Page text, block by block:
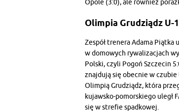
Opole (3:0), ale również
Olimpia Grudziądz U-
Zespół trenera Adama
w domowych rywalizacjach
Polski, czyli Pogoń Szczecin
znajdują się obecnie w
Olimpią Grudziądz, która
kujawsko-pomorskiego uległ
się w strefie spadkowej.